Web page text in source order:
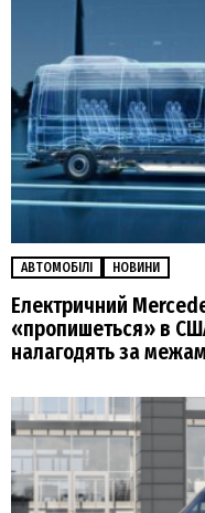
АВТОМОБІЛІ НОВИНИ
Електричний
«пропишеться» в
налагодять за